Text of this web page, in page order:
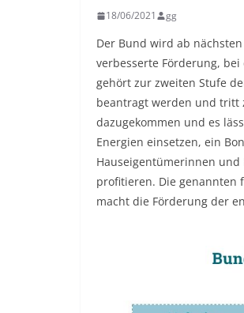
18/06/2021 gg
Der Bund wird ab
verbesserte Förderung,
gehört zur zweiten Stufe
beantragt werden und tritt
dazugekommen und es
Energien einsetzen, ein
Hauseigentümerinnen
profitieren. Die genannten
macht die Förderung der